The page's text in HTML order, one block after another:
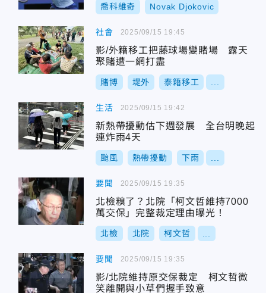
喬科維奇 Novak Djokovic
社會
影/外籍移工把藤球場變賭場 露天
聚賭遭一網打盡
賭博 堤外 泰籍移工
2025/09/15 19:45
生活
新熱帶擾動估下週發展 全台明晚起
連炸雨4天
颱風 熱帶擾動 下雨
2025/09/15 19:42
要聞
北檢糗了？北院「柯文哲維持7000
萬交保」完整裁定理由曝光！
北檢 北院 柯文哲
2025/09/15 19:35
要聞
影/北院維持原交保裁定 柯文哲微
笑離開與小草們握手致意
2025/09/15 19:35